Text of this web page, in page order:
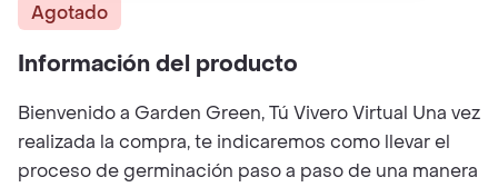
Agotado
Información del producto
Bienvenido a Garden Green, Tú Vivero Virtual Una vez
realizada la compra, te indicaremos como llevar el
proceso de germinación paso a paso de una manera